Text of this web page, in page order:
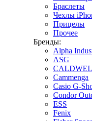
Браслеты
Чехлы
Прицелы
Прочее
Бренды:
Alpha
ASG
Cammenga
Casio G-
Condor
ESS
Fenix